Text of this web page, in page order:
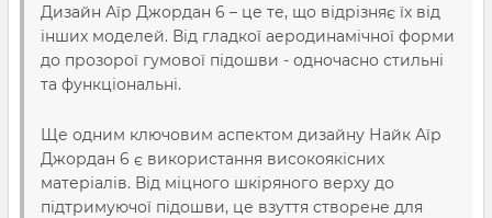
Дизайн Аїр Джордан 6 – це те, що відрізняє їх від
інших моделей. Від гладкої аеродинамічної форми
до прозорої гумової підошви - одночасно стильні
та функціональні.
Ще одним ключовим аспектом дизайну Найк Аїр
Джордан 6 є використання високоякісних
матеріалів. Від міцного шкіряного верху до
підтримуючої підошви, це взуття створене для